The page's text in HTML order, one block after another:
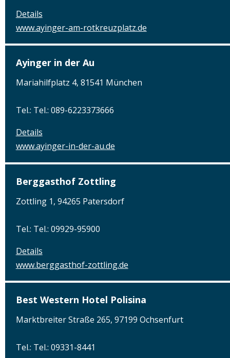
Details
www.ayinger-am-rotkreuzplatz.de
Ayinger in der Au
Mariahilfplatz 4, 81541 München
Tel.: Tel.: 089-6223373666
Details
www.ayinger-in-der-au.de
Berggasthof Zottling
Zottling 1, 94265 Patersdorf
Tel.: Tel.: 09929-95900
Details
www.berggasthof-zottling.de
Best Western Hotel Polisina
Marktbreiter Straße 265, 97199 Ochsenfurt
Tel.: Tel.: 09331-8441